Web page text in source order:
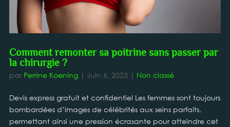
Comment remonter sa poitrine sans passer par
la chirurgie ?
par Perrine Koening| Juin 6, 2023 | Non classé
Devis express gratuit et confidentiel Les femmes sont toujours
bombardées d’images de célébrités aux seins parfaits,
permettant ainsi une pression écrasante pour atteindre cet